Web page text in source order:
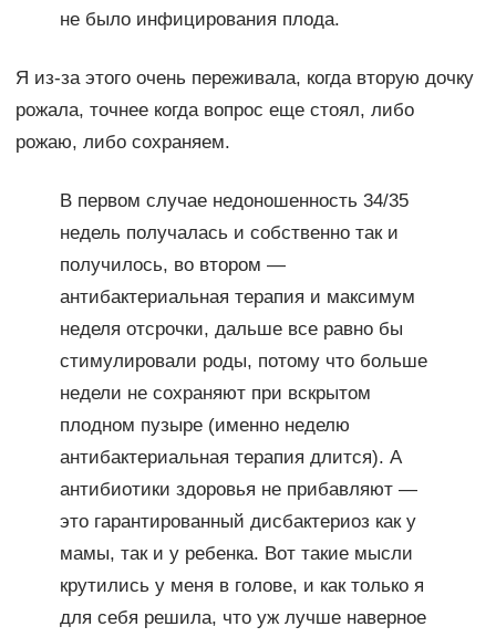
не было инфицирования плода.
Я из-за этого очень переживала, когда вторую дочку
рожала, точнее когда вопрос еще стоял, либо
рожаю, либо сохраняем.
В первом случае недоношенность 34/35
недель получалась и собственно так и
получилось, во втором —
антибактериальная терапия и максимум
неделя отсрочки, дальше все равно бы
стимулировали роды, потому что больше
недели не сохраняют при вскрытом
плодном пузыре (именно неделю
антибактериальная терапия длится). А
антибиотики здоровья не прибавляют —
это гарантированный дисбактериоз как у
мамы, так и у ребенка. Вот такие мысли
крутились у меня в голове, и как только я
для себя решила, что уж лучше наверное